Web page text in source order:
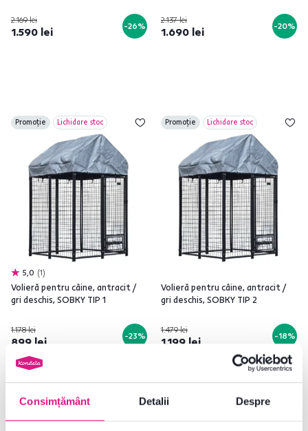
Consimțământ Detalii Despre
2.169 lei
1.590 lei -26%
2.137 lei
1.690 lei -20%
Promoție Lichidare stoc
5,0 1
Volieră pentru câine, antracit /
gri deschis, SOBKY TIP 1
1.178 lei
899 lei -23%
Promoție Lichidare stoc
Volieră pentru câine, antracit /
gri deschis, SOBKY TIP 2
1.479 lei
1.199 lei -18%